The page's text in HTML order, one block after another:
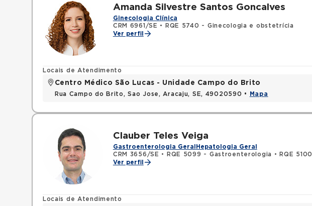
Amanda Silvestre Santos Goncalves
Ginecologia Clínica
CRM 6961/SE •
RQE 5740 - Ginecologia e obstetrícia
Ver perfil
Locais de Atendimento
Centro Médico São Lucas - Unidade Campo do Brito
Rua Campo do Brito, Sao Jose, Aracaju, SE, 49020590 • Mapa
Clauber Teles Veiga
Gastroenterologia Geral Hepatologia Geral
CRM 3656/SE • RQE 5099 - Gastroenterologia •
RQE 5100 - Clínica médica
Ver perfil
Locais de Atendimento